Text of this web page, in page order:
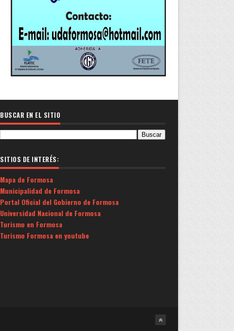
BUSCAR EN EL SITIO
SITIOS DE INTERÉS:
Mapa de Formosa
Municipalidad de Formosa
Portal Oficial del Gobierno de Formosa
Universidad Nacional de Formosa
Turismo en Formosa
Turismo Formosa en youtube